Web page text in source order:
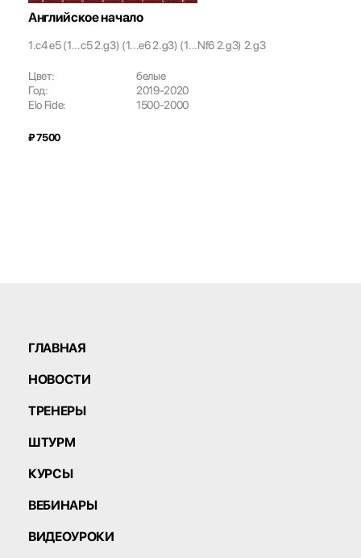
Английское начало
1.c4 e5 (1...c5 2.g3) (1...e6 2.g3) (1...Nf6 2.g3) 2.g3
Цвет:
белые
Год:
2019-2020
Elo Fide:
1500-2000
₽ 7500
ГЛАВНАЯ
НОВОСТИ
ТРЕНЕРЫ
ШТУРМ
КУРСЫ
ВЕБИНАРЫ
ВИДЕОУРОКИ